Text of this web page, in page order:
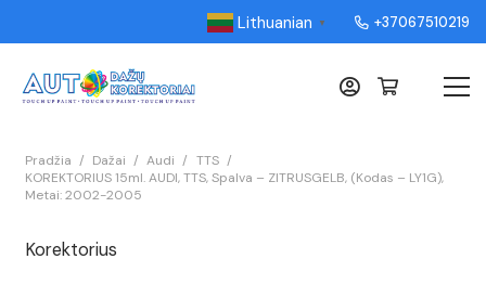
Lithuanian ▼ +37067510219
Pradžia / Dažai / Audi / TTS /
KOREKTORIUS 15ml. AUDI, TTS, Spalva – ZITRUSGELB, (Kodas – LY1G),
Metai: 2002-2005
Korektorius